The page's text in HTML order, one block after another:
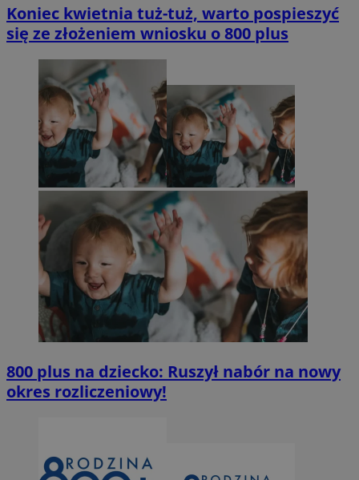
Koniec kwietnia tuż-tuż, warto pospieszyć
się ze złożeniem wniosku o 800 plus
800 plus na dziecko: Ruszył nabór na nowy
okres rozliczeniowy!